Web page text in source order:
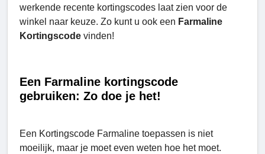
werkende recente kortingscodes laat zien voor de
winkel naar keuze. Zo kunt u ook een Farmaline
Kortingscode vinden!
Een Farmaline kortingscode
gebruiken: Zo doe je het!
Een Kortingscode Farmaline toepassen is niet
moeilijk, maar je moet even weten hoe het moet.